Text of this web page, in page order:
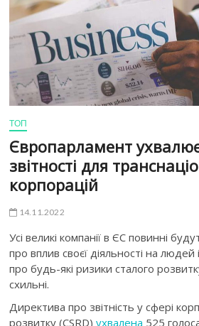
ТОП
Європарламент
звітності для
корпорацій
14.11.2022
Усі великі компанії в ЄС повинні
про вплив своєї діяльності на
про будь-які ризики сталого
схильні.
Директива про звітність у сфері
розвитку (CSRD)ухвалена 525